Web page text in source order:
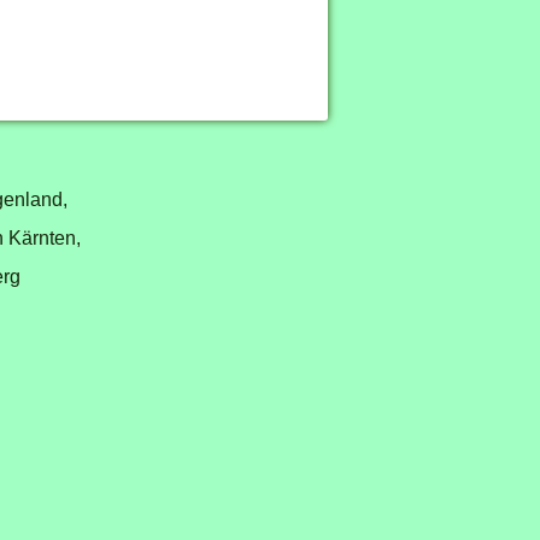
Kärnten,